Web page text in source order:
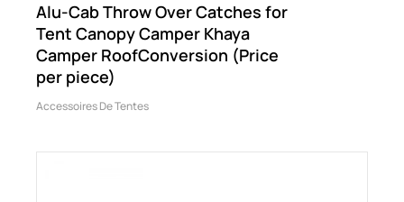
Alu-Cab Throw Over Catches for
Tent Canopy Camper Khaya
Camper RoofConversion (Price
per piece)
Accessoires De Tentes